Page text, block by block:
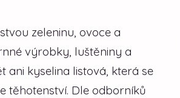
zeleninu, ovoce a
výrobky, luštěniny a
ani kyselina listová, která se
těhotenství. Dle odborníků